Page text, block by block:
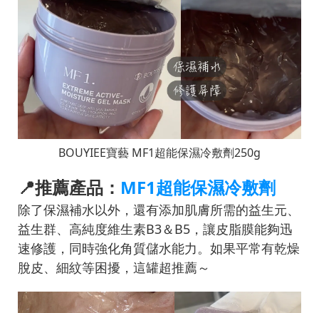
BOUYIEE寶藝 MF1超能保濕冷敷劑250g
📍推薦產品： MF1超能保濕冷敷劑
除了保濕補水以外，還有添加肌膚所需的益生元、
益生群、高純度維生素B3＆B5，讓皮脂膜能夠迅
速修護，同時強化角質儲水能力。如果平常有乾燥
脫皮、細紋等困擾，這罐超推薦～